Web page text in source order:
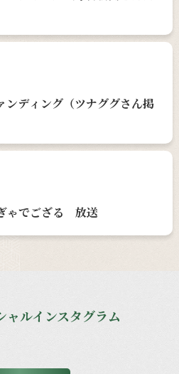
ンディング（ツナググさん掲
ゃでござる 放送
ャルインスタグラム